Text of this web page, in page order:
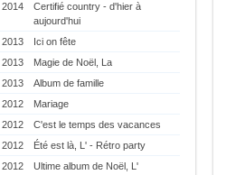
2014
Certifié country - d'hier à
aujourd'hui
2013
Ici on fête
2013
Magie de Noël, La
2013
Album de famille
2012
Mariage
2012
C'est le temps des vacances
2012
Été est là, L' - Rétro party
2012
Ultime album de Noël, L'